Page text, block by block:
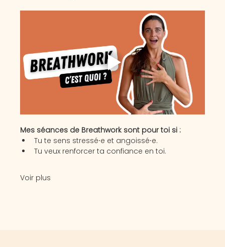
Mes séances de Breathwork sont pour toi si :
Tu te sens stressé⸱e et angoissé⸱e.
Tu veux renforcer ta confiance en toi.
Voir plus